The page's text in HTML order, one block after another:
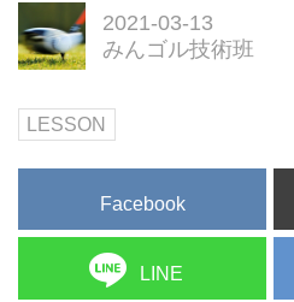
2021-03-13
みんゴル技術班
LESSON
Facebook
LINE